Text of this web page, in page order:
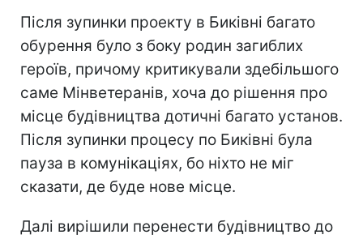
Після зупинки проекту в Биківні багато
обурення було з боку родин загиблих
героїв, причому критикували здебільшого
саме Мінветеранів, хоча до рішення про
місце будівництва дотичні багато установ.
Після зупинки процесу по Биківні була
пауза в комунікаціях, бо ніхто не міг
сказати, де буде нове місце.
Далі вирішили перенести будівництво до